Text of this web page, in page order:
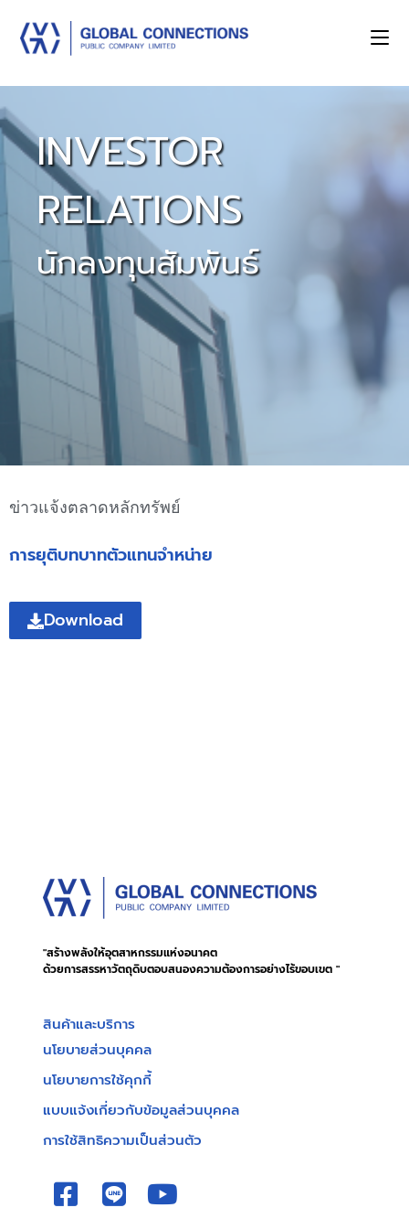
INVESTOR
RELATIONS
นักลงทุนสัมพันธ์
ข่าวแจ้งตลาดหลักทรัพย์
การยุติบทบาทตัวแทนจำหน่าย
Download
"สร้างพลังให้อุตสาหกรรมแห่งอนาคต
ด้วยการสรรหาวัตถุดิบตอบสนองความต้องการอย่างไร้ขอบเขต "
สินค้าและบริการ
นโยบายส่วนบุคคล
นโยบายการใช้คุกกี้
แบบแจ้งเกี่ยวกับข้อมูลส่วนบุคคล
การใช้สิทธิความเป็นส่วนตัว